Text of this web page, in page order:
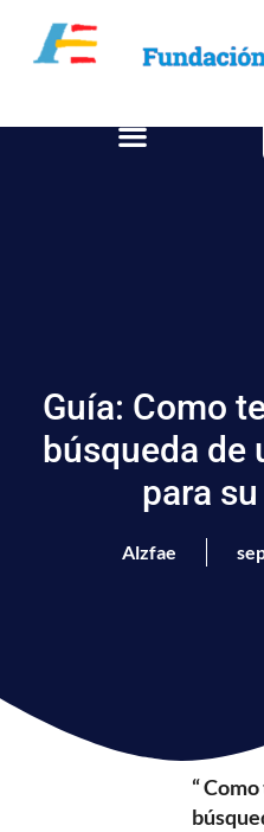
Guía: Como
búsqueda de
para
Alzfae
“